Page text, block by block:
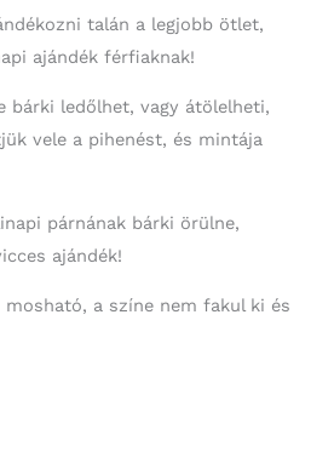
talán a legjobb ötlet,
ajándék férfiaknak!
bárki ledőlhet, vagy átölelheti,
vele a pihenést, és mintája
párnának bárki örülne,
ajándék!
mosható, a színe nem fakul ki és